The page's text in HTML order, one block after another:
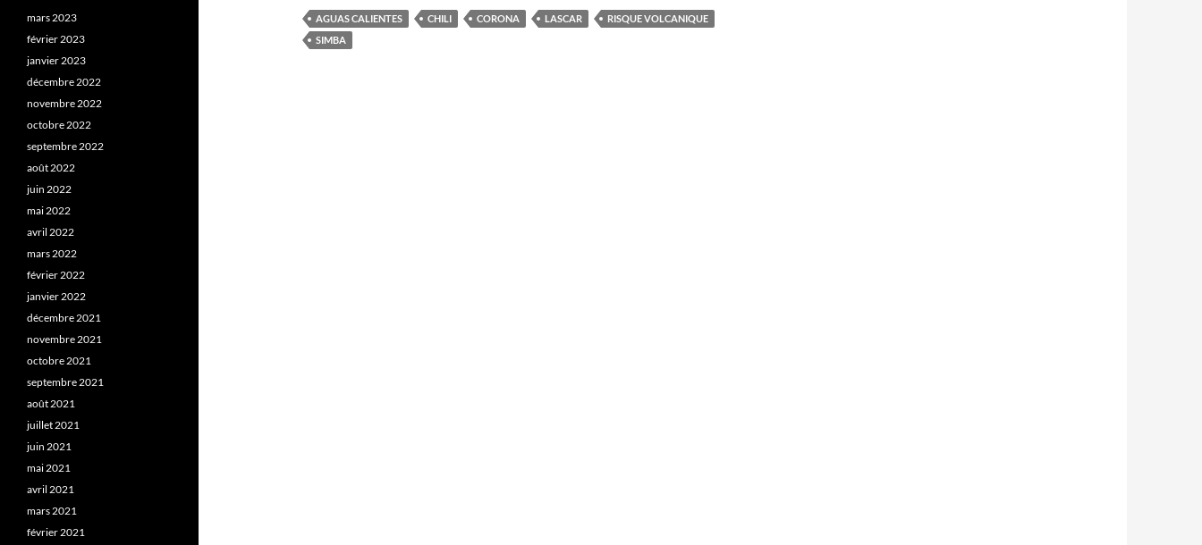
AGUAS CALIENTES CHILI CORONA LASCAR
RISQUE VOLCANIQUE
SIMBA
mars 2023
février 2023
janvier 2023
décembre 2022
novembre 2022
octobre 2022
septembre 2022
août 2022
juin 2022
mai 2022
avril 2022
mars 2022
février 2022
janvier 2022
décembre 2021
novembre 2021
octobre 2021
septembre 2021
août 2021
juillet 2021
juin 2021
mai 2021
avril 2021
mars 2021
février 2021